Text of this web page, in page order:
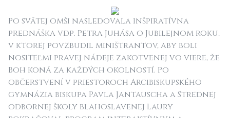
Po svätej omši nasledovala inšpiratívna
prednáška vdp. Petra Juhása o Jubilejnom roku,
v ktorej povzbudil miništrantov, aby boli
nositeľmi pravej nádeje zakotvenej vo viere, že
Boh koná za každých okolností. Po
občerstvení v priestoroch Arcibiskupského
gymnázia biskupa Pavla Jantauscha a Strednej
odbornej školy blahoslavenej Laury